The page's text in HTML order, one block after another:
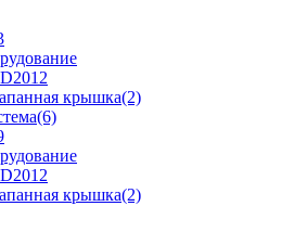
крышка(2)
крышка(2)